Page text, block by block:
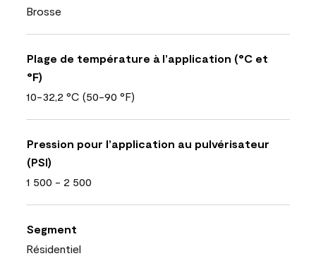
Brosse
Plage de température à l’application (°C et
°F)
10-32,2 °C (50-90 °F)
Pression pour l’application au pulvérisateur
(PSI)
1 500 - 2 500
Segment
Résidentiel